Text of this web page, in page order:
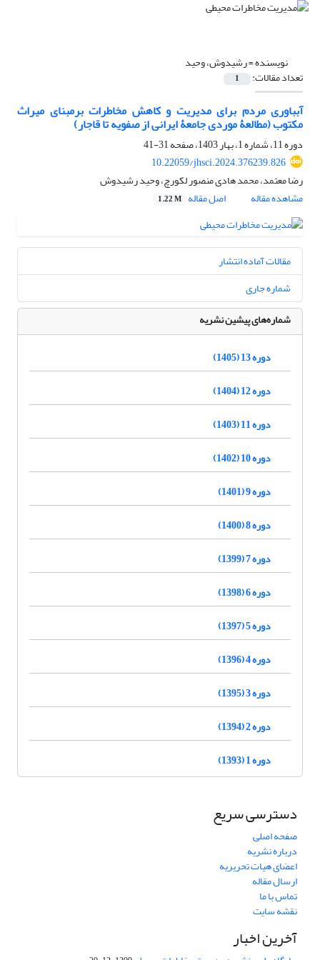
نویسنده =رشیدوش، وحید
تعداد مقالات: 1
آبباوری مردم برای مدیریت و کاهش مخاطرات برمبنای میراث
مکتوب (مطالعۀ موردی جامعۀ ایرانی از صفویه تا قاجار)
دوره 11، شماره 1، بهار 1403، صفحه
31-41
10.22059/jhsci.2024.376239.826
رضا معتمد، محمد هادی منصور لکورچ، وحید رشیدوش
مشاهده مقاله
اصل مقاله 1.22 M
مقالات آماده انتشار
شماره جاری
شماره‌های پیشین نشریه
دوره 13 (1405)
دوره 12 (1404)
دوره 11 (1403)
دوره 10 (1402)
دوره 9 (1401)
دوره 8 (1400)
دوره 7 (1399)
دوره 6 (1398)
دوره 5 (1397)
دوره 4 (1396)
دوره 3 (1395)
دوره 2 (1394)
دوره 1 (1393)
دسترسی سریع
صفحه اصلی
درباره نشریه
اعضای هیات تحریریه
ارسال مقاله
تماس با ما
نقشه سایت
آخرین اخبار